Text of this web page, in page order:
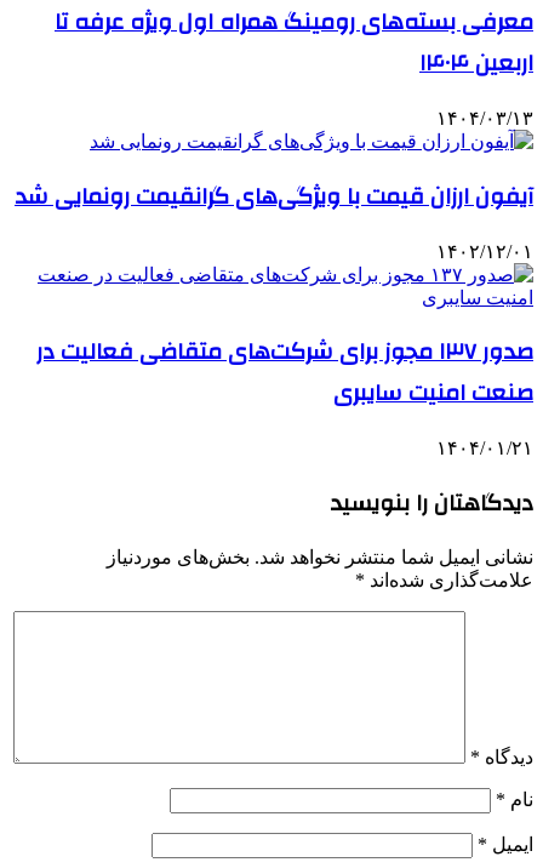
معرفی بسته‌های رومینگ همراه اول ویژه عرفه تا
اربعین ۱۴۰۴
۱۴۰۴/۰۳/۱۳
آیفون ارزان قیمت با ویژگی‌های گرانقیمت رونمایی شد
۱۴۰۲/۱۲/۰۱
صدور ۱۳۷ مجوز برای شرکت‌های متقاضی فعالیت در
صنعت امنیت سایبری
۱۴۰۴/۰۱/۲۱
دیدگاهتان را بنویسید
نشانی ایمیل شما منتشر نخواهد شد. بخش‌های موردنیاز
علامت‌گذاری شده‌اند *
دیدگاه *
نام *
ایمیل *